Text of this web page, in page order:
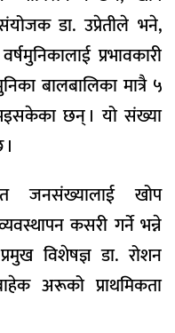
डा. उप्रेतीले भने,
प्रभावकारी
बालबालिका मात्रै ५
छन् । यो संख्या
जनसंख्यालाई खोप
कसरी गर्ने भन्ने
विशेषज्ञ डा. रोशन
अरूको प्राथमिकता